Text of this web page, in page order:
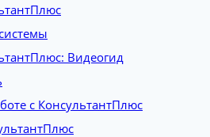
Видеогид
с КонсультантПлюс